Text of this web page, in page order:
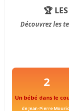
🏆
Découvrez les
2
Un bébé dans le
de Jean-Pierre